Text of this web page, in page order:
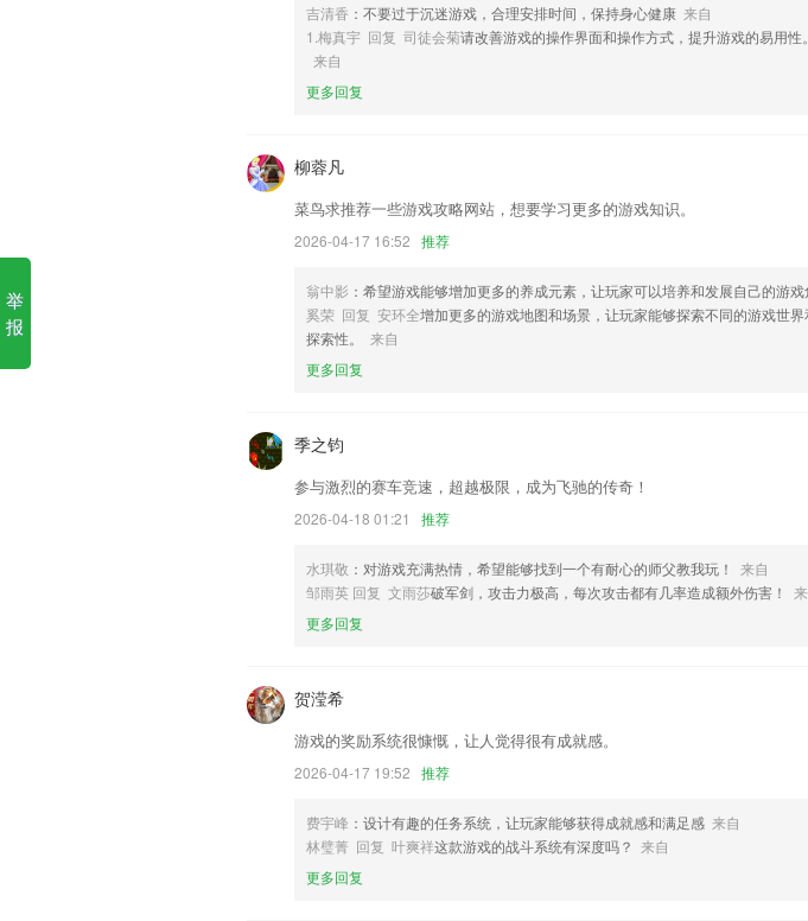
6,独特个性化书籍推荐，满足不同读者阅读需求
澳客手机版app下载软件优势
1.支持多种键盘音效：钢琴, 八音盒, 管风琴, 电子琴等。
3.根据历年真题数据，选出考试概率大于90%的章节，再从章节中等比例筛选出
4.完全基于微信打造、无需下载app、一分钟创建纯h5设计、免费
5.及时查漏补缺，打印分享，方便快捷
澳客手机版app下载更新了什么?
修复BUG 若干
内容库支持分享功能
优化大文件夹闪烁等问题。
修复地图等问题
联系我们
以上就是澳客手机版app下载的介绍，如果您喜欢这款软件，您可以到应用商店进
历，以帮助我们更好的对产品进行优化修改。
吉清香 ：不要过于沉迷游戏，合理安排时间，保持身心健康 来自
1.梅真宇 回复 司徒会菊请改善游戏的操作界面和操作方式，提升游戏的易用性。
来自
更多回复
柳蓉凡
菜鸟求推荐一些游戏攻略网站，想要学习更多的游戏知识。
2026-04-17 16:52 推荐
翁中影 ：希望游戏能够增加更多的养成元素，让玩家可以培养和发展自己的游戏
奚荣 回复 安环全增加更多的游戏地图和场景，让玩家能够探索不同的游戏世
探索性。
来自
更多回复
季之钧
参与激烈的赛车竞速，超越极限，成为飞驰的传奇！
2026-04-18 01:21 推荐
水琪敬 ：对游戏充满热情，希望能够找到一个有耐心的师父教我玩！
来自
邹雨英 回复 文雨莎破军剑，攻击力极高，每次攻击都有几率造成额外伤害！
更多回复
贺滢希
游戏的奖励系统很慷慨，让人觉得很有成就感。
2026-04-17 19:52 推荐
费宇峰 ：设计有趣的任务系统，让玩家能够获得成就感和满足感 来自
林璧菁 回复 叶爽祥这款游戏的战斗系统有深度吗？ 来自
更多回复
举
报